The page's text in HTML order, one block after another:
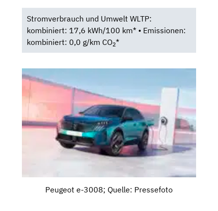
Stromverbrauch und Umwelt WLTP:
kombiniert: 17,6 kWh/100 km* • Emissionen:
kombiniert: 0,0 g/km CO2*
Peugeot e-3008; Quelle: Pressefoto